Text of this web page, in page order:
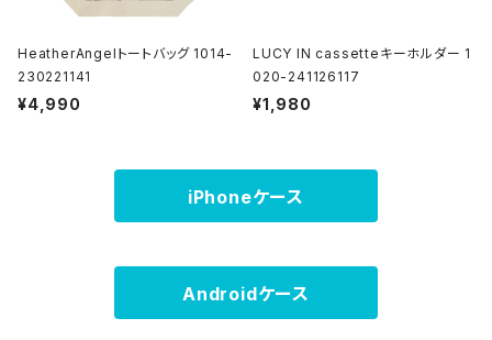
HeatherAngelトートバッグ 1014-
230221141
¥4,990
LUCY IN cassetteキーホルダー 1
020-241126117
¥1,980
iPhoneケース
Androidケース